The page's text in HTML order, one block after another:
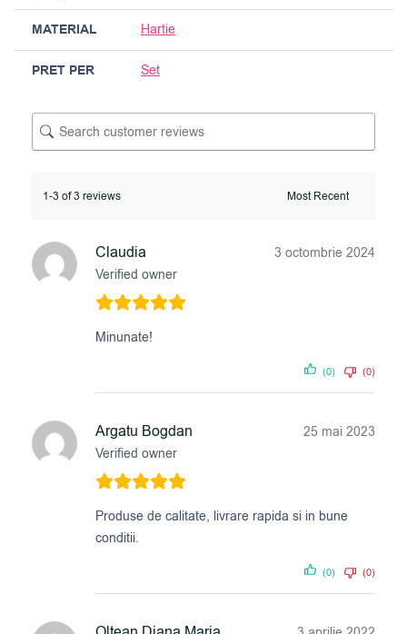
MATERIAL Hartie
PRET PER Set
1-3 of 3 reviews
Claudia
Verified owner
3 octombrie 2024
Minunate!
(0) (0)
Argatu Bogdan
Verified owner
25 mai 2023
Produse de calitate, livrare rapida si in bune
conditii.
(0) (0)